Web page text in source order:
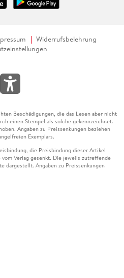
Widerrufsbelehrung
Beschädigungen, die das Lesen aber nicht
einen Stempel als solche gekennzeichnet.
Angaben zu Preissenkungen beziehen
Exemplars.
die Preisbindung dieser Artikel
Verlag gesenkt. Die jeweils zutreffende
dargestellt. Angaben zu Preissenkungen